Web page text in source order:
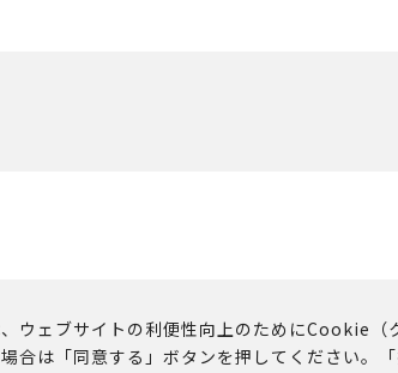
このウェブサイトに掲載されるコ
ウェブサイトの利便性向上のためにCookie
合は「同意する」ボタンを押してください。